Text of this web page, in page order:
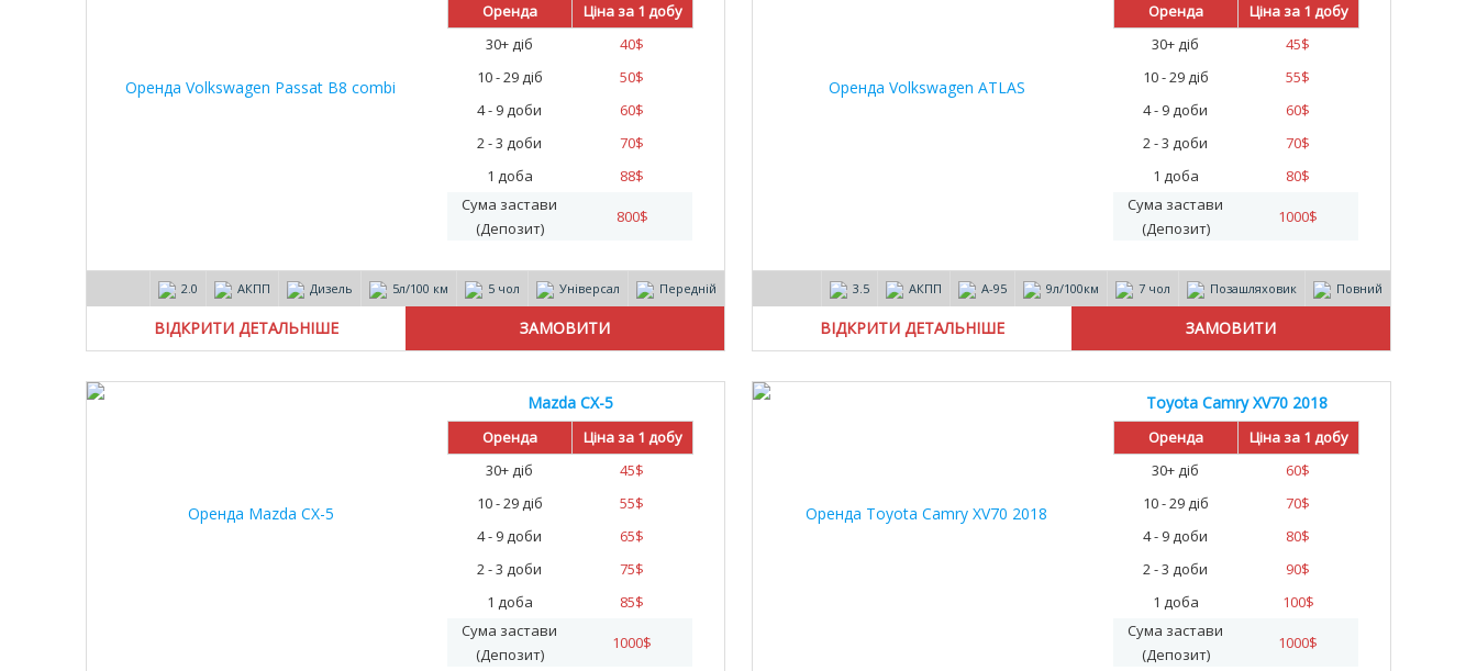
Оренда
Ціна за 1 добу
30+ діб
40$
10 - 29 діб
50$
4 - 9 доби
60$
2 - 3 доби
70$
1 доба
88$
Сума застави
(Депозит)
800$
2.0 АКПП Дизель 5л/100 км 5 чол Універсал Передній
ВІДКРИТИ ДЕТАЛЬНІШЕ
Оренда
Ціна за 1 добу
30+ діб
45$
10 - 29 діб
55$
4 - 9 доби
60$
2 - 3 доби
70$
1 доба
80$
Сума застави
(Депозит)
1000$
3.5 АКПП А-95 9л/100км 7 чол Позашляховик Повний
ВІДКРИТИ ДЕТАЛЬНІШЕ
Mazda CX-5
Оренда
Ціна за 1 добу
30+ діб
45$
10 - 29 діб
55$
4 - 9 доби
65$
2 - 3 доби
75$
1 доба
85$
Сума застави
(Депозит)
1000$
Toyota Camry XV70 2018
Оренда
Ціна за 1 добу
30+ діб
60$
10 - 29 діб
70$
4 - 9 доби
80$
2 - 3 доби
90$
1 доба
100$
Сума застави
(Депозит)
1000$